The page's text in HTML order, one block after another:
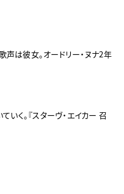
声は彼女。オードリー・ヌナ2年
いく。『スターヴ・エイカー 召